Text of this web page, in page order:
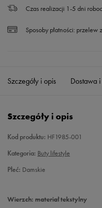
Czas realizacji 1-5 dni
Sposoby płatności: przelew
Szczegóły i opis Dostawa i
Szczegóły i opis
Kod produktu: HF1985-001
Kategoria: Buty lifestyle
Płeć: Damskie
Wierzch: materiał tekstylny